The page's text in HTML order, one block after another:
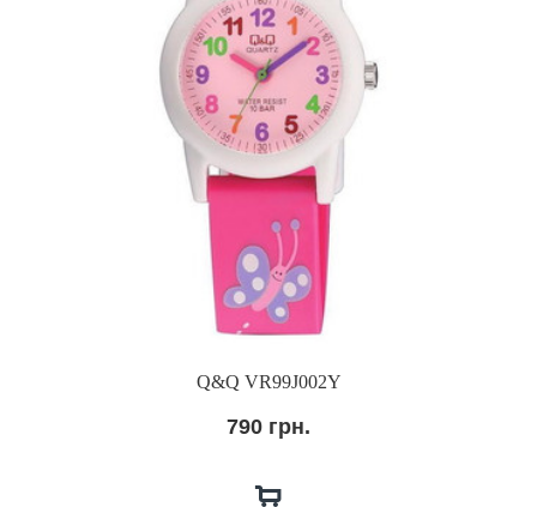
Q&Q VR99J002Y
790 грн.